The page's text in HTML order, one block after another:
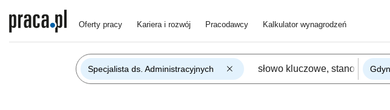
Oferty pracy Kariera i rozwój Pracodawcy Kalkulator wynagrodzeń
Specjalista ds. Administracyjnych